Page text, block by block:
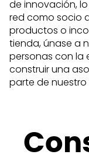
de innovación,
red como socio
productos o
tienda, únase a
personas con la
construir una
parte de nuestro